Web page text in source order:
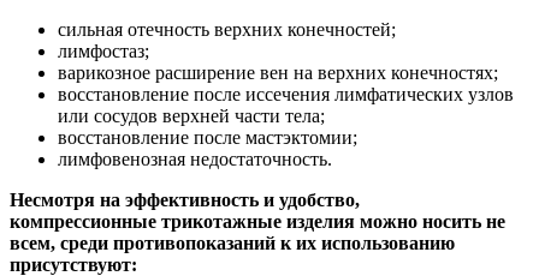
сильная отечность верхних конечностей;
лимфостаз;
варикозное расширение вен на верхних конечностях;
восстановление после иссечения лимфатических узлов
или сосудов верхней части тела;
восстановление после мастэктомии;
лимфовенозная недостаточность.
Несмотря на эффективность и удобство,
компрессионные трикотажные изделия можно носить не
всем, среди противопоказаний к их использованию
присутствуют: